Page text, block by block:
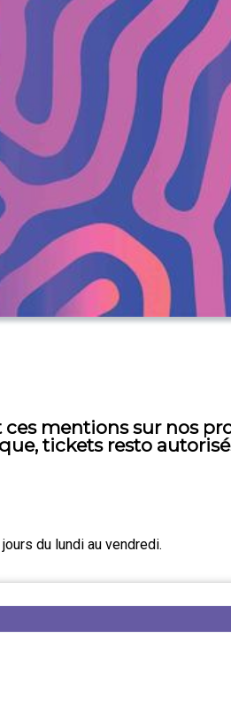
ces mentions sur nos
tickets resto
du lundi au vendredi.